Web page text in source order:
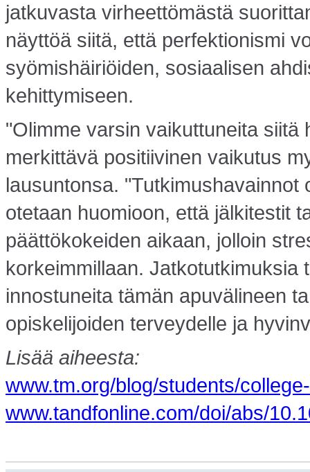
jatkuvasta virheettömästä
näyttöä siitä, että perfektionismi
syömishäiriöiden, sosiaalisen
kehittymiseen.
"Olimme varsin vaikuttuneita
merkittävä positiivinen vaikutus
lausuntonsa.
otetaan huomioon, että jälkitestit
päättökokeiden aikaan, jolloin
korkeimmillaan. Jatkotutkimuksia
innostuneita tämän apuvälineen
opiskelijoiden terveydelle ja
Lisää aiheesta:
www.tm.org/blog/students/
www.tandfonline.com/doi/abs/